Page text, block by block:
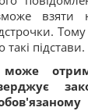
взяти
підстави.
може